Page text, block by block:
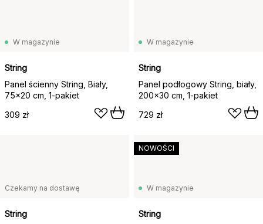
W magazynie
String
Panel ścienny String, Biały,
75x20 cm, 1-pakiet
309 zł
W magazynie
String
Panel podłogowy String, biały,
200x30 cm, 1-pakiet
729 zł
Czekamy na dostawę
String
W magazynie
String
NOWOŚCI